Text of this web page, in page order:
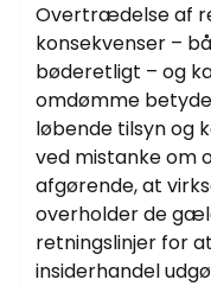
Overtrædelse af
konsekvenser –
bøderetligt – og
omdømme
løbende tilsyn og
ved mistanke om
afgørende, at
overholder de
retningslinjer for
insiderhandel